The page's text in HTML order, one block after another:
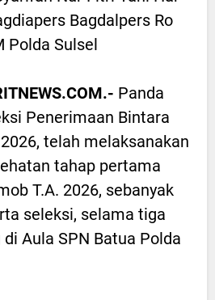
Bagdalpers Ro
Polda Sulsel
Panda
Penerimaan Bintara
telah melaksanakan
tahap pertama
T.A. 2026, sebanyak
seleksi, selama tiga
Aula SPN Batua Polda